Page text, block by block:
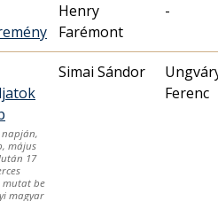
Henry
Farémont
-
napján,
május
17
mutat be
magyar
Simai Sándor
Ferenc